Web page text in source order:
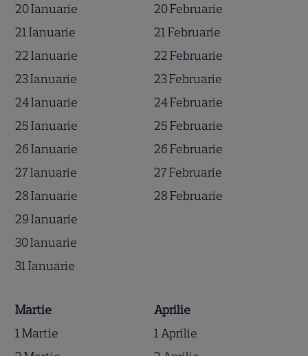
20 Ianuarie
21 Ianuarie
22 Ianuarie
23 Ianuarie
24 Ianuarie
25 Ianuarie
26 Ianuarie
27 Ianuarie
28 Ianuarie
29 Ianuarie
30 Ianuarie
31 Ianuarie
20 Februarie
21 Februarie
22 Februarie
23 Februarie
24 Februarie
25 Februarie
26 Februarie
27 Februarie
28 Februarie
Martie
1 Martie
Aprilie
1 Aprilie